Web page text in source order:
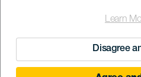
Learn
Disagree